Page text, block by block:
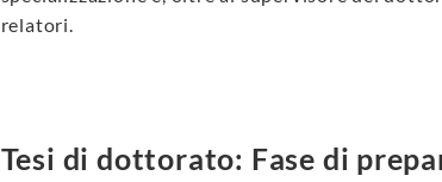
relatori.
Tesi di dottorato: Fase di